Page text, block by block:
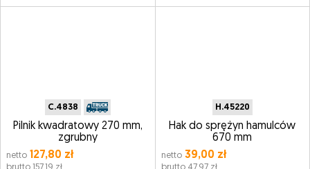
C.4838
Pilnik kwadratowy 270 mm,
zgrubny
netto 127,80 zł
H.45220
Hak do sprężyn hamulców
670 mm
netto39,00 zł